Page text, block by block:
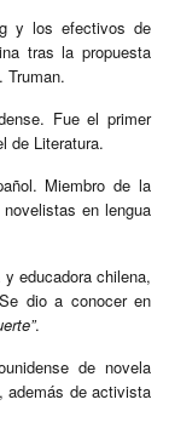
y los efectivos de
tras la propuesta
Truman.
Fue el primer
de Literatura.
Miembro de la
en lengua
educadora chilena,
dio a conocer en
.
de novela
además de activista